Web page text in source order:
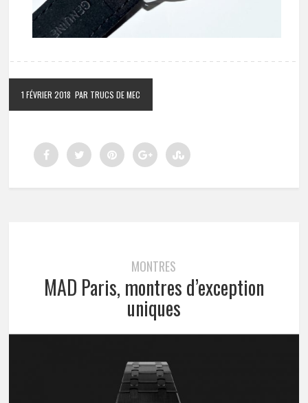
1 FÉVRIER 2018 PAR TRUCS DE MEC
MONTRES
MAD Paris, montres d’exception
uniques